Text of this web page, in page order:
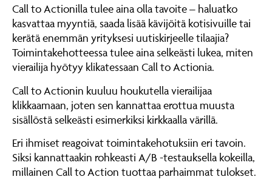
Call to Actionilla tulee aina olla tavoite – haluatko
kasvattaa myyntiä, saada lisää kävijöitä kotisivuille tai
kerätä enemmän yrityksesi uutiskirjeelle tilaajia?
Toimintakehotteessa tulee aina selkeästi lukea, miten
vierailija hyötyy klikatessaan Call to Actionia.
Call to Actionin kuuluu houkutella vierailijaa
klikkaamaan, joten sen kannattaa erottua muusta
sisällöstä selkeästi esimerkiksi kirkkaalla värillä.
Eri ihmiset reagoivat toimintakehotuksiin eri tavoin.
Siksi kannattaakin rohkeasti A/B -testauksella kokeilla,
millainen Call to Action tuottaa parhaimmat tulokset.